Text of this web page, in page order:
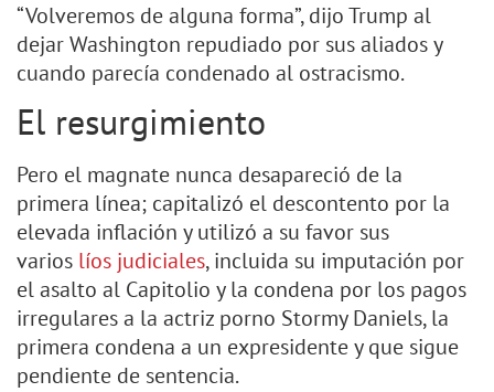
“Volveremos de alguna forma”, dijo Trump al
dejar Washington repudiado por sus aliados y
cuando parecía condenado al ostracismo.
El resurgimiento
Pero el magnate nunca desapareció de la
primera línea; capitalizó el descontento por la
elevada inflación y utilizó a su favor sus
varios líos judiciales, incluida su imputación por
el asalto al Capitolio y la condena por los pagos
irregulares a la actriz porno Stormy Daniels, la
primera condena a un expresidente y que sigue
pendiente de sentencia.